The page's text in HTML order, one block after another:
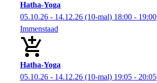
Hatha-Yoga
05.10.26 - 14.12.26 (10-mal) 18:00 - 19:00
Immenstaad
Hatha-Yoga
05.10.26 - 14.12.26 (10-mal) 19:05 - 20:05